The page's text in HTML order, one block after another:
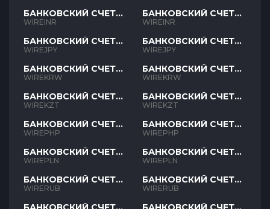
БАНКОВСКИЙ СЧЕТ
INR
WIREINR
БАНКОВСКИЙ СЧЕТ
JPY
WIREJPY
БАНКОВСКИЙ СЧЕТ
KRW
WIREKRW
БАНКОВСКИЙ СЧЕТ
KZT
WIREKZT
БАНКОВСКИЙ СЧЕТ
PHP
WIREPHP
БАНКОВСКИЙ СЧЕТ
PLN
WIREPLN
БАНКОВСКИЙ СЧЕТ
RUB
WIRERUB
БАНКОВСКИЙ СЧЕТ
INR
WIREINR
БАНКОВСКИЙ СЧЕТ
JPY
WIREJPY
БАНКОВСКИЙ СЧЕТ
KRW
WIREKRW
БАНКОВСКИЙ СЧЕТ
KZT
WIREKZT
БАНКОВСКИЙ СЧЕТ
PHP
WIREPHP
БАНКОВСКИЙ СЧЕТ
PLN
WIREPLN
БАНКОВСКИЙ СЧЕТ
RUB
WIRERUB